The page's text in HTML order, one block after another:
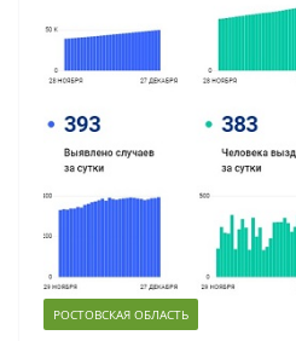
РОСТОВСКАЯ ОБЛАСТЬ